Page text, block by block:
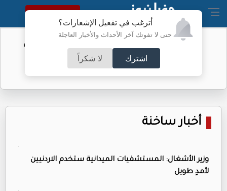
أترغب في تفعيل الإشعارات؟
حتى لا تفوتك آخر الأحداث والأخبار العاجلة
اشترك لا شكراً
النسخة الكاملة
الفيفا يحول مستحقات الأردن المالية من
كأس العرب
أخبار ساخنة
وزير الأشغال: المستشفيات الميدانية ستخدم الاردنيين
لأمدٍ طويل